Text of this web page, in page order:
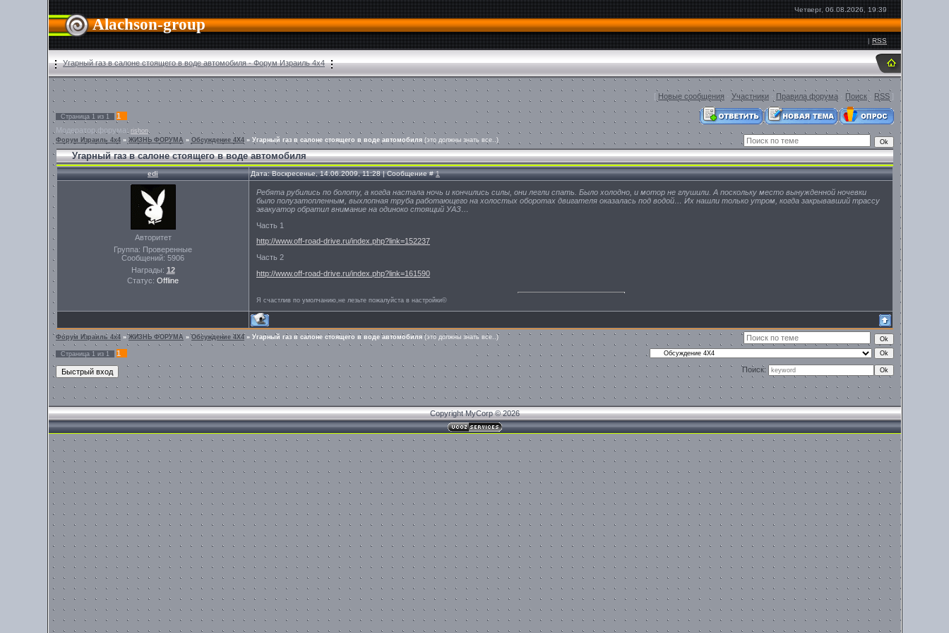
Alachson-group
Четверг, 06.08.2026, 19:39
|RSS
Угарный газ в салоне стоящего в воде автомобиля - Форум Израиль 4х4
[ Новые сообщения Участники Правила форума Поиск RSS ]
Страница 1 из 1
1
Модератор форума: rishon
Форум Израиль 4х4 » ЖИЗНЬ ФОРУМА » Обсуждение 4Х4 » Угарный газ в салоне стоящего в воде автомобиля (это должны знать все..)
Угарный газ в салоне стоящего в воде автомобиля
edi Дата: Воскресенье, 14.06.2009, 11:28 | Сообщение #1
Авторитет
Группа: Проверенные
Сообщений: 5906
Награды: 12
Статус: Offline
Ребята рубились по болоту, а когда настала ночь и кончились силы, они легли спать. Было холодно, и мотор не глушили. А поскольку место вынужденной ночевки
было полузатопленным, выхлопная труба работающего на холостых оборотах двигателя оказалась под водой… Их нашли только утром, когда закрывавший трассу
эвакуатор обратил внимание на одиноко стоящий УАЗ…
Часть 1
http://www.off-road-drive.ru/index.php?link=152237
Часть 2
http://www.off-road-drive.ru/index.php?link=161590
Я счастлив по умолчанию,не лезьте пожалуйста в настройки©
Форум Израиль 4х4 » ЖИЗНЬ ФОРУМА » Обсуждение 4Х4 » Угарный газ в салоне стоящего в воде автомобиля (это должны знать все..)
Страница 1 из 1
1
Поиск:
Copyright MyCorp © 2026